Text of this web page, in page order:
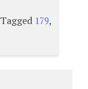
Tagged 179,